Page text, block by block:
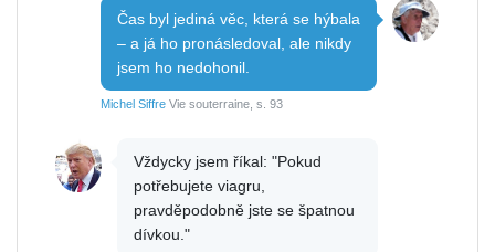
Čas byl jediná věc, která se hýbala
– a já ho pronásledoval, ale nikdy
jsem ho nedohonil.
Michel Siffre Vie souterraine, s. 93
Vždycky jsem říkal: "Pokud
potřebujete viagru,
pravděpodobně jste se špatnou
dívkou."